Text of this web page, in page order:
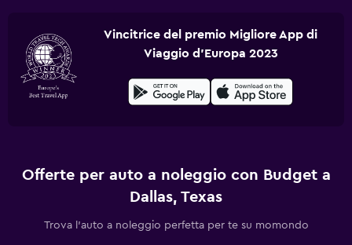
Vincitrice del premio Migliore App di
Viaggio d'Europa 2023
Offerte per auto a noleggio con Budget a
Dallas, Texas
Trova l'auto a noleggio perfetta per te su momondo